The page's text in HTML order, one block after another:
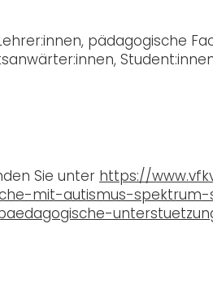
pädagogische
Sie unter https://
mit-autismus-